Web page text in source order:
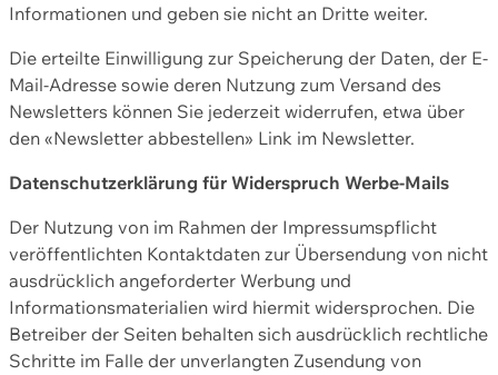
Informationen und geben sie nicht an Dritte weiter.
Die erteilte Einwilligung zur Speicherung der Daten, der E-
Mail-Adresse sowie deren Nutzung zum Versand des
Newsletters können Sie jederzeit widerrufen, etwa über
den «Newsletter abbestellen» Link im Newsletter.
Datenschutzerklärung für Widerspruch Werbe-Mails
Der Nutzung von im Rahmen der Impressumspflicht
veröffentlichten Kontaktdaten zur Übersendung von nicht
ausdrücklich angeforderter Werbung und
Informationsmaterialien wird hiermit widersprochen. Die
Betreiber der Seiten behalten sich ausdrücklich rechtliche
Schritte im Falle der unverlangten Zusendung von